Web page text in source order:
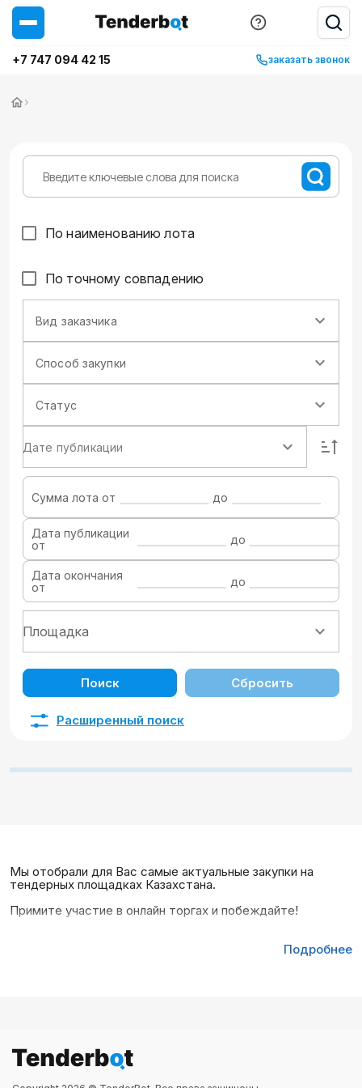
+7 747 094 42 15 заказать звонок
›
По наименованию лота
По точному совпадению
Вид заказчика
Способ закупки
Статус
Дате публикации
Сумма лота от до
Дата публикации
от
до
Дата окончания
от
до
Поиск Сбросить
Расширенный поиск
Мы отобрали для Вас самые актуальные закупки на
тендерных площадках Казахстана.
Примите участие в онлайн торгах и побеждайте!
Подробнее